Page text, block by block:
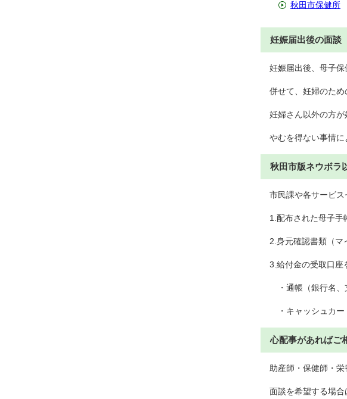
秋田市保健所
妊娠届出後の面談
妊娠届出後、母子保
併せて、妊婦のため
妊婦さん以外の方が
やむを得ない事情に
秋田市版ネウボラ
市民課や各サービス
1.配布された母子手
2.身元確認書類（マ
3.給付金の受取口座
・通帳（銀行名、
・キャッシュカー
心配事があればご
助産師・保健師・栄
面談を希望する場